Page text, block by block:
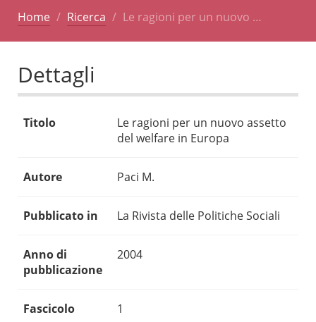
Home Ricerca Le ragioni per un nuovo …
Dettagli
Titolo
Le ragioni per un nuovo assetto
del welfare in Europa
Autore Paci M.
Pubblicato in La Rivista delle Politiche Sociali
Anno di
pubblicazione
2004
Fascicolo 1